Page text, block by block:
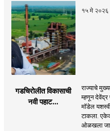
१५ मे २०२६
गडचिरोलीत विकासाची
नवी पहाट...
राज्याचे
म्हणून देवेंद्र
मॉडेल
टाकला.
ओळखला